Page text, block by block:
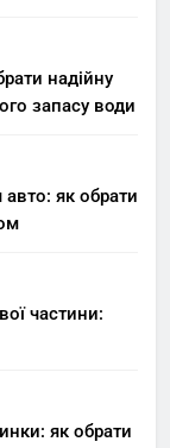
надійну
запасу води
як обрати
частини:
як обрати